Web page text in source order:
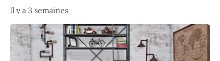
Il y a 3 semaines